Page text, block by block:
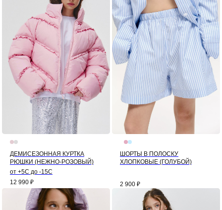
ДЕМИСЕЗОННАЯ КУРТКА
РЮШКИ (НЕЖНО-РОЗОВЫЙ)
от +5С до -15С
12 990 ₽
ШОРТЫ В ПОЛОСКУ
ХЛОПКОВЫЕ (ГОЛУБОЙ)
2 900 ₽